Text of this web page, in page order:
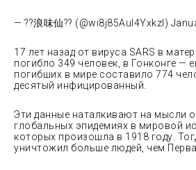
— ??浪味仙?? (@wi8j85AuI4Yxkzl)
17 лет назад от вируса SARS в
погибло 349 человек, в Гонконге —
погибших в мире составило 774
десятый инфицированный.
Эти данные наталкивают на мысли
глобальных эпидемиях в мировой
которых произошла в 1918 году.
уничтожил больше людей, чем